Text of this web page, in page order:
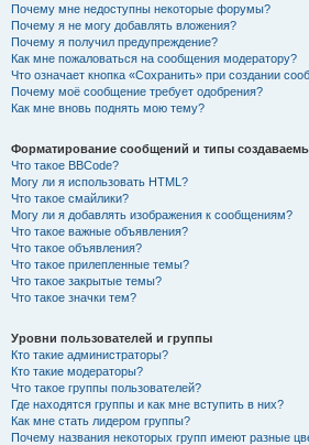
Почему мне недоступны некоторые форумы?
Почему я не могу добавлять вложения?
Почему я получил предупреждение?
Как мне пожаловаться на сообщения модератору?
Что означает кнопка «Сохранить» при создании
Почему моё сообщение требует одобрения?
Как мне вновь поднять мою тему?
Форматирование сообщений и типы
Что такое BBCode?
Могу ли я использовать HTML?
Что такое смайлики?
Могу ли я добавлять изображения к сообщениям?
Что такое важные объявления?
Что такое объявления?
Что такое прилепленные темы?
Что такое закрытые темы?
Что такое значки тем?
Уровни пользователей и группы
Кто такие администраторы?
Кто такие модераторы?
Что такое группы пользователей?
Где находятся группы и как мне вступить в них?
Как мне стать лидером группы?
Почему названия некоторых групп имеют разные